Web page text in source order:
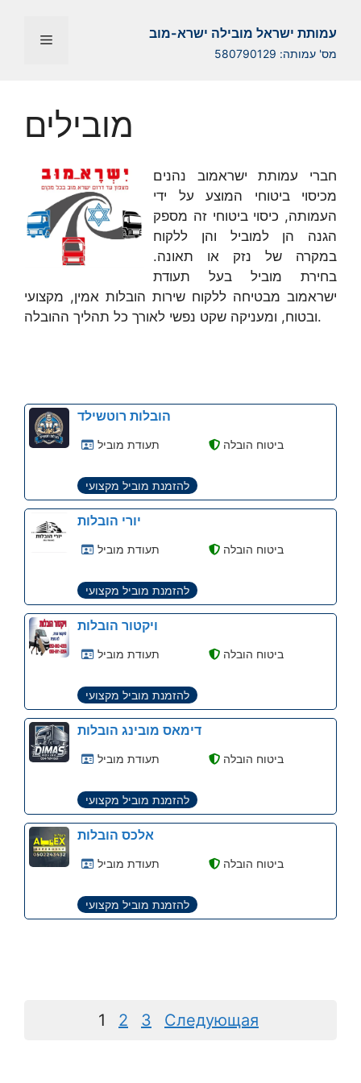
содержимому
עמותת ישראל מובילה ישרא-מוב
מס' עמותה: 580790129
Меню
מובילים
חברי עמותת ישראמוב נהנים
מכיסוי ביטוחי המוצע על ידי
העמותה, כיסוי ביטוחי זה מספק
הגנה הן למוביל והן ללקוח
במקרה של נזק או תאונה.
בחירת מוביל בעל תעודת
ישראמוב מבטיחה ללקוח שירות הובלות אמין, מקצועי
ובטוח, ומעניקה שקט נפשי לאורך כל תהליך ההובלה.
הובלות רוטשילד
תעודת מוביל ביטוח הובלה
להזמנת מוביל מקצועי
יורי הובלות
תעודת מוביל ביטוח הובלה
להזמנת מוביל מקצועי
ויקטור הובלות
תעודת מוביל ביטוח הובלה
להזמנת מוביל מקצועי
דימאס מובינג הובלות
תעודת מוביל ביטוח הובלה
להזמנת מוביל מקצועי
אלכס הובלות
תעודת מוביל ביטוח הובלה
להזמנת מוביל מקצועי
Страница
1 Страница
2 Страница
3 Следующая